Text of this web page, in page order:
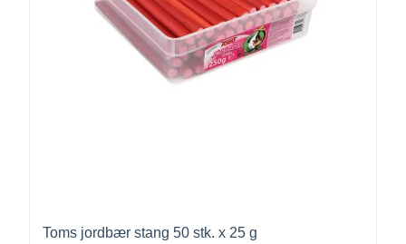
Toms jordbær stang 50 stk. x 25 g